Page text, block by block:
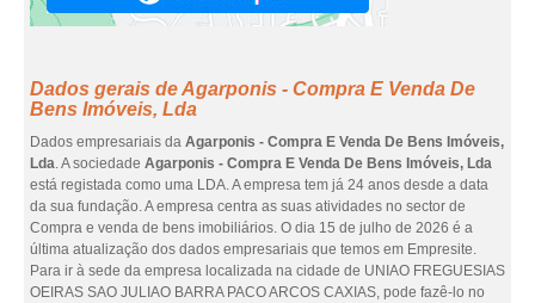
Dados gerais de Agarponis - Compra E Venda De
Bens Imóveis, Lda
Dados empresariais da Agarponis - Compra E Venda De Bens Imóveis,
Lda. A sociedade Agarponis - Compra E Venda De Bens Imóveis, Lda
está registada como uma LDA. A empresa tem já 24 anos desde a data
da sua fundação. A empresa centra as suas atividades no sector de
Compra e venda de bens imobiliários. O dia 15 de julho de 2026 é a
última atualização dos dados empresariais que temos em Empresite.
Para ir à sede da empresa localizada na cidade de UNIAO FREGUESIAS
OEIRAS SAO JULIAO BARRA PACO ARCOS CAXIAS, pode fazê-lo no